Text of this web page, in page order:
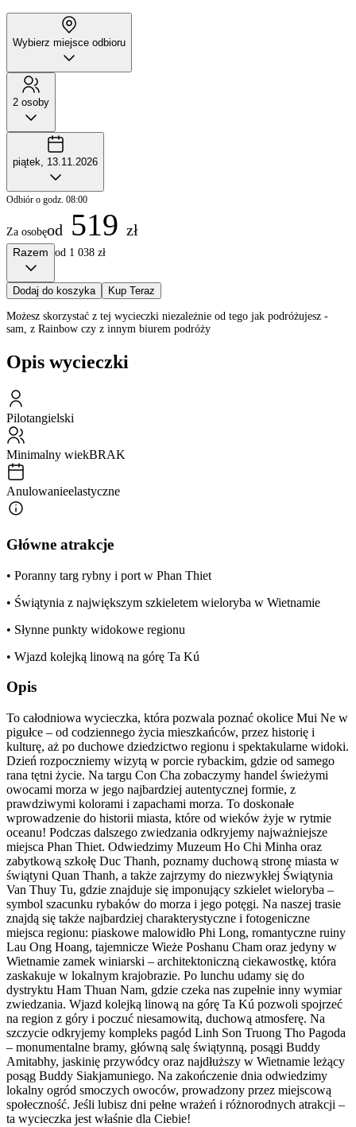
Wybierz miejsce odbioru
2 osoby
piątek, 13.11.2026
Odbiór o godz. 08:00
Za osobęod 519 zł
Razem od 1 038 zł
Dodaj do koszyka Kup Teraz
Możesz skorzystać z tej wycieczki niezależnie od tego jak podróżujesz -
sam, z Rainbow czy z innym biurem podróży
Opis wycieczki
Pilotangielski
Minimalny wiekBRAK
Anulowanieelastyczne
Główne atrakcje
• Poranny targ rybny i port w Phan Thiet
• Świątynia z największym szkieletem wieloryba w Wietnamie
• Słynne punkty widokowe regionu
• Wjazd kolejką linową na górę Ta Kú
Opis
To całodniowa wycieczka, która pozwala poznać okolice Mui Ne w
pigułce – od codziennego życia mieszkańców, przez historię i
kulturę, aż po duchowe dziedzictwo regionu i spektakularne widoki.
Dzień rozpoczniemy wizytą w porcie rybackim, gdzie od samego
rana tętni życie. Na targu Con Cha zobaczymy handel świeżymi
owocami morza w jego najbardziej autentycznej formie, z
prawdziwymi kolorami i zapachami morza. To doskonałe
wprowadzenie do historii miasta, które od wieków żyje w rytmie
oceanu! Podczas dalszego zwiedzania odkryjemy najważniejsze
miejsca Phan Thiet. Odwiedzimy Muzeum Ho Chi Minha oraz
zabytkową szkołę Duc Thanh, poznamy duchową stronę miasta w
świątyni Quan Thanh, a także zajrzymy do niezwykłej Świątynia
Van Thuy Tu, gdzie znajduje się imponujący szkielet wieloryba –
symbol szacunku rybaków do morza i jego potęgi. Na naszej trasie
znajdą się także najbardziej charakterystyczne i fotogeniczne
miejsca regionu: piaskowe malowidło Phi Long, romantyczne ruiny
Lau Ong Hoang, tajemnicze Wieże Poshanu Cham oraz jedyny w
Wietnamie zamek winiarski – architektoniczną ciekawostkę, która
zaskakuje w lokalnym krajobrazie. Po lunchu udamy się do
dystryktu Ham Thuan Nam, gdzie czeka nas zupełnie inny wymiar
zwiedzania. Wjazd kolejką linową na górę Ta Kú pozwoli spojrzeć
na region z góry i poczuć niesamowitą, duchową atmosferę. Na
szczycie odkryjemy kompleks pagód Linh Son Truong Tho Pagoda
– monumentalne bramy, główną salę świątynną, posągi Buddy
Amitabhy, jaskinię przywódcy oraz najdłuższy w Wietnamie leżący
posąg Buddy Siakjamuniego. Na zakończenie dnia odwiedzimy
lokalny ogród smoczych owoców, prowadzony przez miejscową
społeczność. Jeśli lubisz dni pełne wrażeń i różnorodnych atrakcji –
ta wycieczka jest właśnie dla Ciebie!